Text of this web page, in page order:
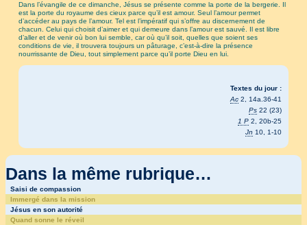
Dans l’évangile de ce dimanche, Jésus se présente comme la porte de la bergerie. Il
est la porte du royaume des cieux parce qu’il est amour. Seul l’amour permet
d’accéder au pays de l’amour. Tel est l’impératif qui s’offre au discernement de
chacun. Celui qui choisit d’aimer et qui demeure dans l’amour est sauvé. Il est libre
d’aller et de venir où bon lui semble, car où qu’il soit, quelles que soient ses
conditions de vie, il trouvera toujours un pâturage, c’est-à-dire la présence
nourrissante de Dieu, tout simplement parce qu’il porte Dieu en lui.
Textes du jour :
Ac 2, 14a.36-41
Ps 22 (23)
1 P 2, 20b-25
Jn 10, 1-10
Dans la même rubrique…
Saisi de compassion
Immergé dans la mission
Jésus en son autorité
Quand sonne le réveil